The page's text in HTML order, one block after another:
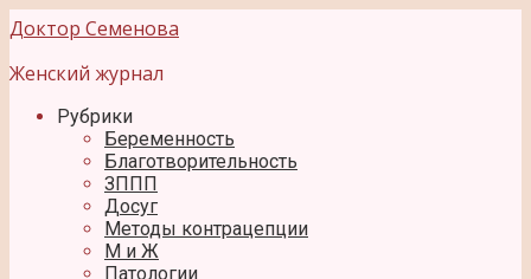
Перейти
к
контенту
Доктор Семенова
Женский журнал
Рубрики
Беременность
Благотворительность
ЗППП
Досуг
Методы контрацепции
М и Ж
Патологии